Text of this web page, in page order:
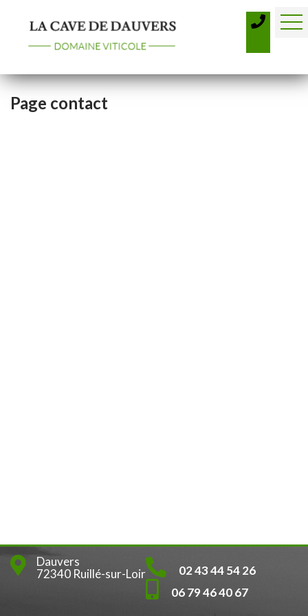
Page contact
Dauvers
72340 Ruillé-sur-Loir
02 43 44 54 26
06 79 46 40 67